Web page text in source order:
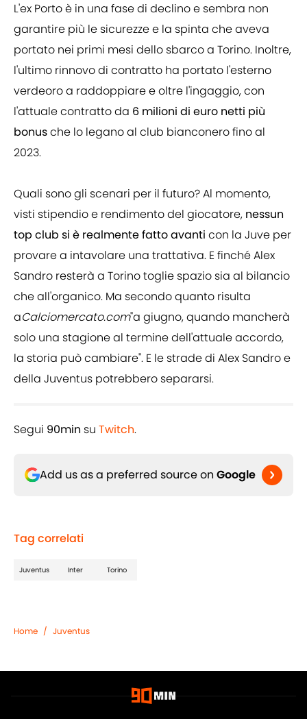
L'ex Porto è in una fase di declino e sembra non
garantire più le sicurezze e la spinta che aveva
portato nei primi mesi dello sbarco a Torino. Inoltre,
l'ultimo rinnovo di contratto ha portato l'esterno
verdeoro a raddoppiare e oltre l'ingaggio, con
l'attuale contratto da 6 milioni di euro netti più
bonusche lo legano al club bianconero fino al
2023.
Quali sono gli scenari per il futuro? Al momento,
visti stipendio e rendimento del giocatore, nessun
top club si è realmente fatto avanti con la Juve per
provare a intavolare una trattativa. E finché Alex
Sandro resterà a Torino toglie spazio sia al bilancio
che all'organico. Ma secondo quanto risulta
aCalciomercato.com"a giugno, quando mancherà
solo una stagione al termine dell'attuale accordo,
la storia può cambiare". E le strade di Alex Sandro e
della Juventus potrebbero separarsi.
Segui 90min su Twitch.
Add us as a preferred source on Google
Tag correlati
Juventus Inter Torino
Home / Juventus